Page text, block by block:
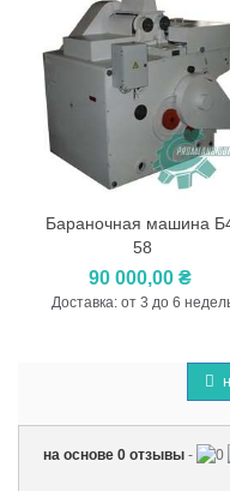
Бараночная машина
58
90 000,00 ₴
Доставка: от 3 до 6
на основе 0 отзывы -